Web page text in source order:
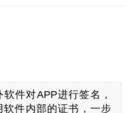
件对APP进行签名，
软件内部的证书，一步